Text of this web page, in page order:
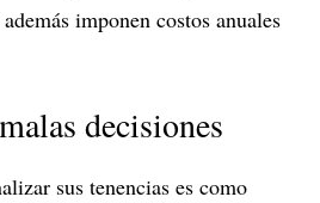
imponen costos anuales
decisiones
sus tenencias es como